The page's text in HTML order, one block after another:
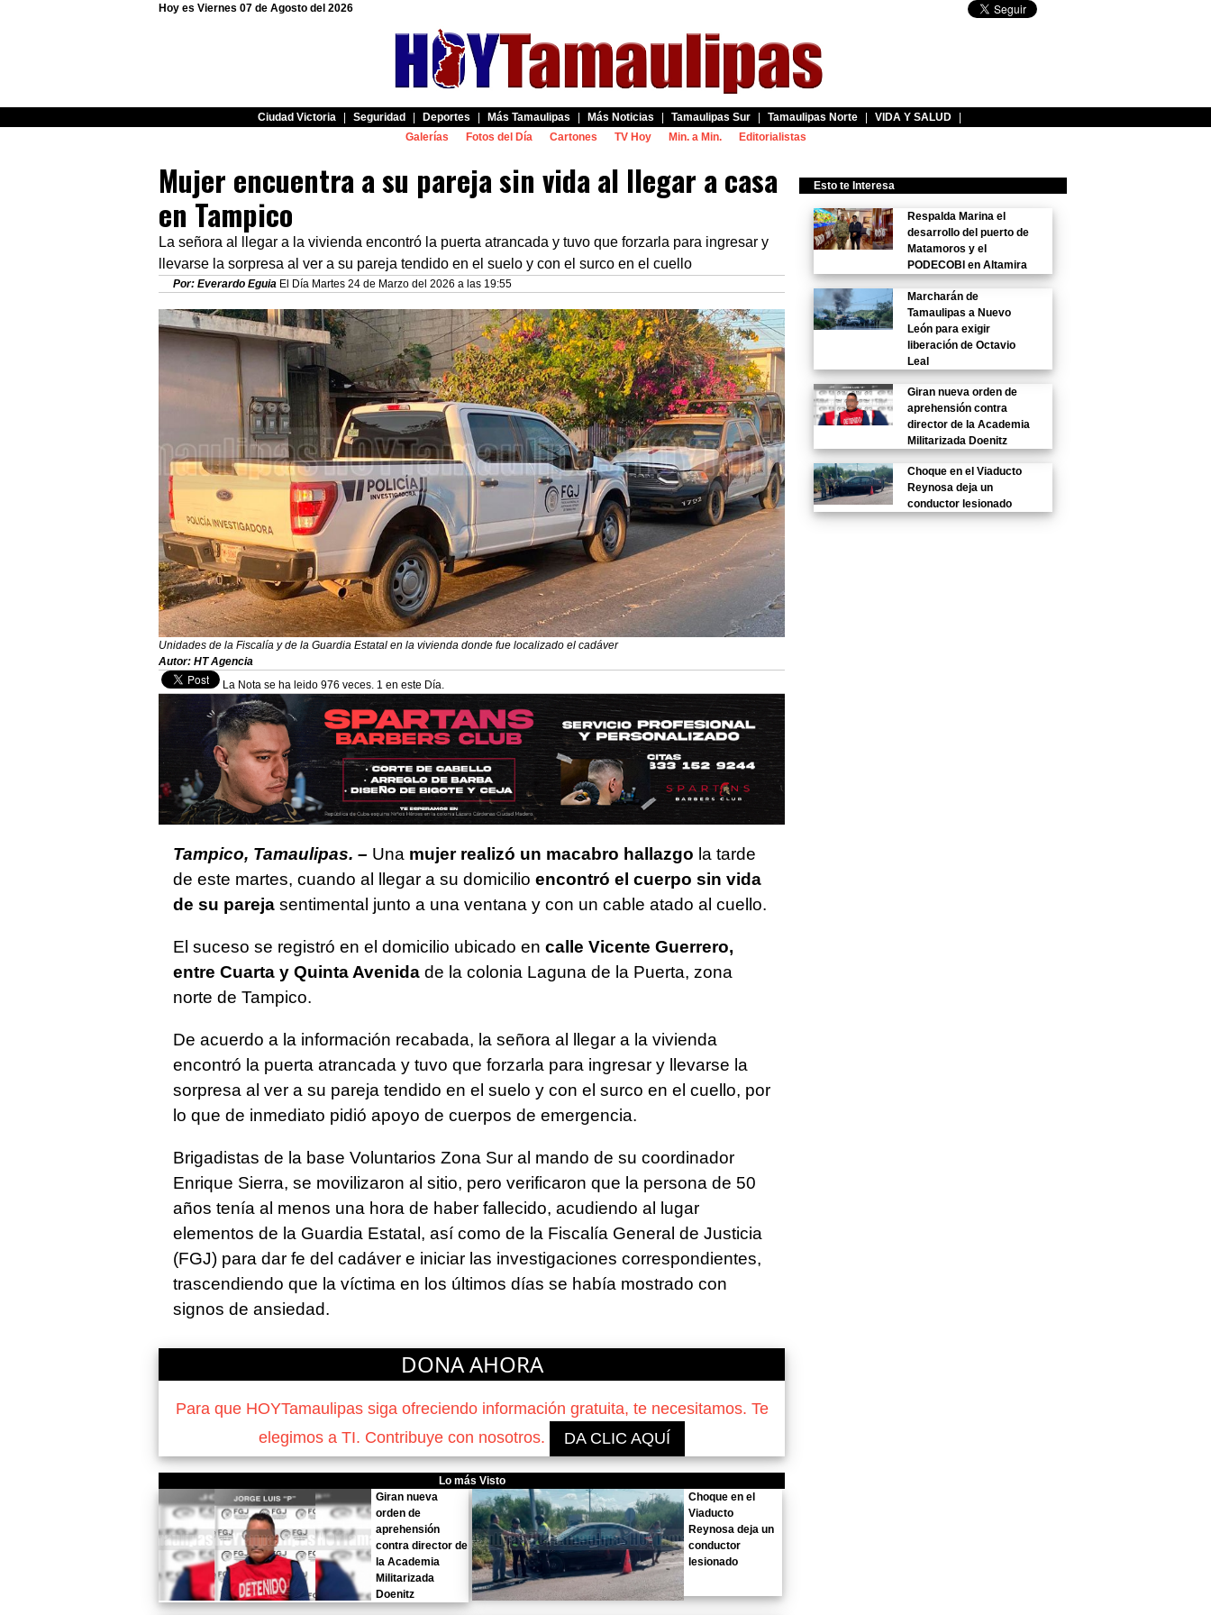
Hoy es Viernes 07 de Agosto del 2026
Ciudad Victoria Seguridad Deportes Más Tamaulipas Más Noticias Tamaulipas Sur Tamaulipas Norte VIDA Y SALUD
Galerías
Fotos del Día Cartones TV Hoy Min. a Min. Editorialistas
Mujer encuentra a su pareja sin vida al llegar a casa
en Tampico
La señora al llegar a la vivienda encontró la puerta atrancada y tuvo que forzarla para ingresar y
llevarse la sorpresa al ver a su pareja tendido en el suelo y con el surco en el cuello
Por: Everardo Eguia El Día Martes 24 de Marzo del 2026 a las 19:55
Unidades de la Fiscalía y de la Guardia Estatal en la vivienda donde fue localizado el cadáver
Autor: HT Agencia
La Nota se ha leido 976 veces. 1 en este Día.
Tampico, Tamaulipas. – Una mujer realizó un macabro hallazgo la tarde
de este martes, cuando al llegar a su domicilio encontró el cuerpo sin vida
de su pareja sentimental junto a una ventana y con un cable atado al cuello.
El suceso se registró en el domicilio ubicado en calle Vicente Guerrero,
entre Cuarta y Quinta Avenida de la colonia Laguna de la Puerta, zona
norte de Tampico.
De acuerdo a la información recabada, la señora al llegar a la vivienda
encontró la puerta atrancada y tuvo que forzarla para ingresar y llevarse la
sorpresa al ver a su pareja tendido en el suelo y con el surco en el cuello, por
lo que de inmediato pidió apoyo de cuerpos de emergencia.
Brigadistas de la base Voluntarios Zona Sur al mando de su coordinador
Enrique Sierra, se movilizaron al sitio, pero verificaron que la persona de 50
años tenía al menos una hora de haber fallecido, acudiendo al lugar
elementos de la Guardia Estatal, así como de la Fiscalía General de Justicia
(FGJ) para dar fe del cadáver e iniciar las investigaciones correspondientes,
trascendiendo que la víctima en los últimos días se había mostrado con
signos de ansiedad.
DONA AHORA
Para que HOYTamaulipas siga ofreciendo información gratuita, te necesitamos. Te
elegimos a TI. Contribuye con nosotros.
DA CLIC AQUÍ
Lo más Visto
Giran nueva
orden de
aprehensión
contra director de
la Academia
Militarizada
Doenitz
Choque en el
Viaducto
Reynosa deja un
conductor
lesionado
Esto te Interesa
Respalda Marina el
desarrollo del puerto de
Matamoros y el
PODECOBI en Altamira
Marcharán de
Tamaulipas a Nuevo
León para exigir
liberación de Octavio
Leal
Giran nueva orden de
aprehensión contra
director de la Academia
Militarizada Doenitz
Choque en el Viaducto
Reynosa deja un
conductor lesionado